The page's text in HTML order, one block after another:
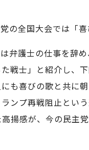
の全国大会では「
弁護士の仕事を辞
戦士」と紹介し、
も喜びの歌と共に
ンプ再戦阻止とい
揚感が、今の民主